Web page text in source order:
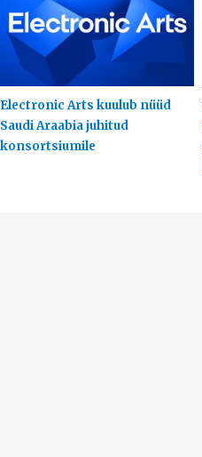
Electronic Arts kuulub nüüd
Saudi Araabia juhitud
konsortsiumile